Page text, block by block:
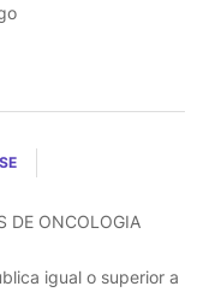
DE ONCOLOGIA
igual o superior a